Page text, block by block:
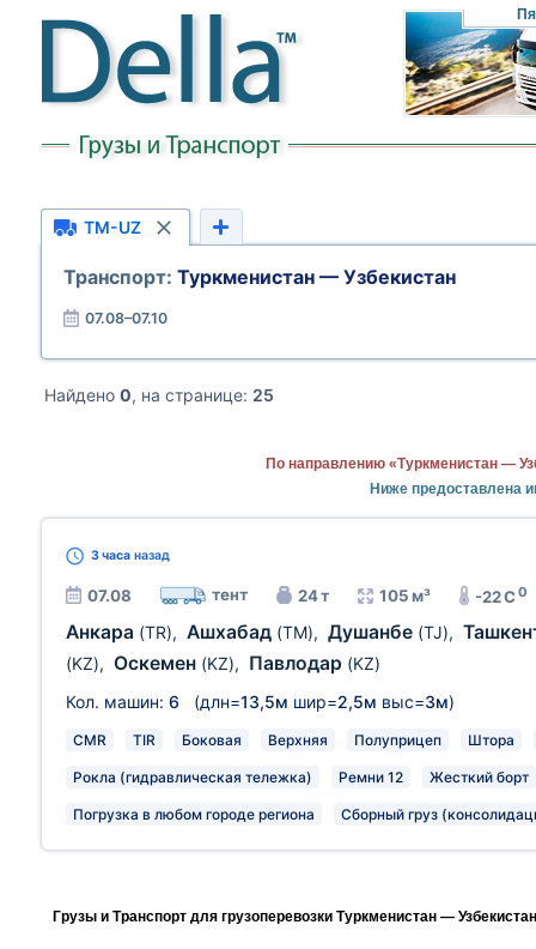
TM-UZ
Транспорт: Туркменистан — Узбекистан
07.08–07.10
Найдено 0, на странице: 25
По направлению «Туркменистан —
Ниже предоставлена
3 часа назад
07.08 тент 24 т 105 м³ -22 C0
Анкара (TR), Ашхабад (TM), Душанбе (TJ),
(KZ), Оскемен (KZ), Павлодар (KZ)
Кол. машин: 6 (длн=13,5м шир=2,5м выс=3м)
CMR TIR Боковая Верхняя Полуприцеп Штора
Рокла (гидравлическая тележка) Ремни 12 Жесткий борт
Погрузка в любом городе региона Сборный груз
Грузы и Транспорт для грузоперевозки Туркменистан —